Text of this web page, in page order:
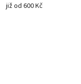
již od 600 Kč